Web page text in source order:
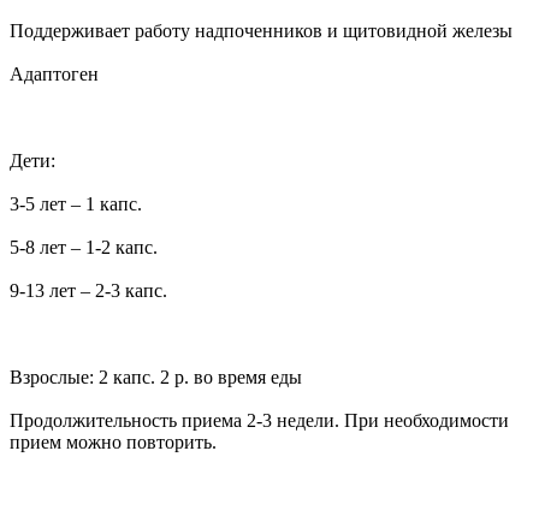
Поддерживает работу надпоченников и щитовидной железы
Адаптоген
Дети:
3-5 лет – 1 капс.
5-8 лет – 1-2 капс.
9-13 лет – 2-3 капс.
Взрослые: 2 капс. 2 р. во время еды
Продолжительность приема 2-3 недели. При необходимости
прием можно повторить.